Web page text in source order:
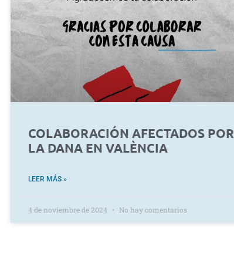
COLABORACIÓN AFECTADOS POR
LA DANA EN VALÈNCIA
LEER MÁS »
4 de noviembre de 2024 No hay comentarios